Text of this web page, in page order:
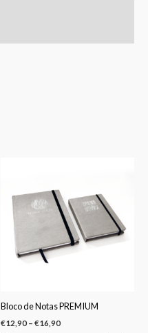
Bloco de Notas PREMIUM
€12,90 – €16,90
€16,90